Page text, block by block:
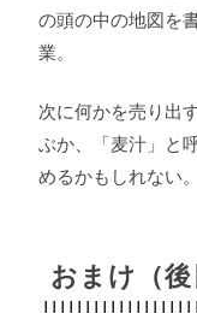
の頭の中の地図を
業。
次に何かを売り出
ぶか、「麦汁」と
めるかもしれない。
おまけ（後